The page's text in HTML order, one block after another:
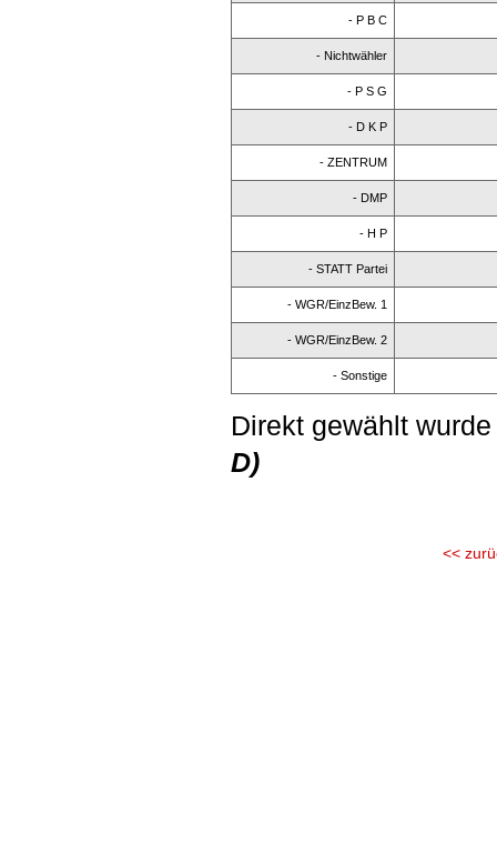
- P B C
- Nichtwähler
- P S G
- D K P
- ZENTRUM
- DMP
- H P
- STATT Partei
- WGR/EinzBew. 1
- WGR/EinzBew. 2
- Sonstige
Direkt gewählt
D)
<<